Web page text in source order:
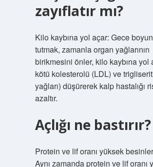
zayıflatır mı?
Kilo kaybına yol açar: Gece
tutmak, zamanla organ yağlarının
birikmesini önler, kilo kaybına yol
kötü kolesterolü (LDL) ve
yağları) düşürerek kalp hastalığı
azaltır.
Açlığı ne bastırır?
Protein ve lif oranı yüksek
Aynı zamanda protein ve lif oranı